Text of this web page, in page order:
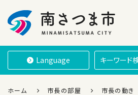
南さつま市
Language
ホーム 市長の部屋 市長の動き